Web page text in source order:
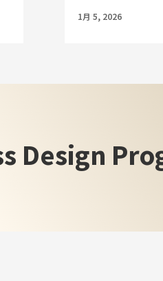
1月 5, 2026
Design